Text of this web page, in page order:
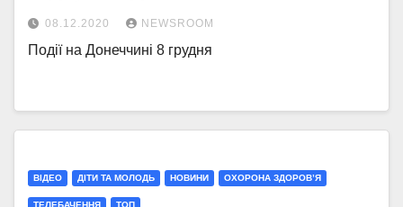
08.12.2020 NEWSROOM
Події на Донеччині 8 грудня
ВІДЕО ДІТИ ТА МОЛОДЬ НОВИНИ ОХОРОНА ЗДОРОВ’Я
ТЕЛЕБАЧЕННЯ ТОП